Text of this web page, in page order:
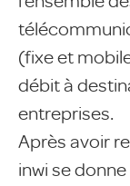
(fixe et
débit à
entreprises.
Après avoir
inwi se